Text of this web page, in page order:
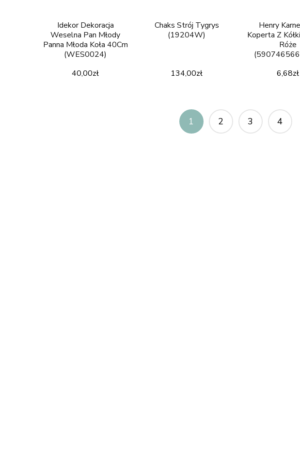
Idekor Dekoracja
Weselna Pan Młody
Panna Młoda Koła 40Cm
(WES0024)
40,00zł
Chaks Strój Tygrys
(19204W)
134,00zł
Henry
Koperta Z
Róże
6,68zł
1 2 3 4